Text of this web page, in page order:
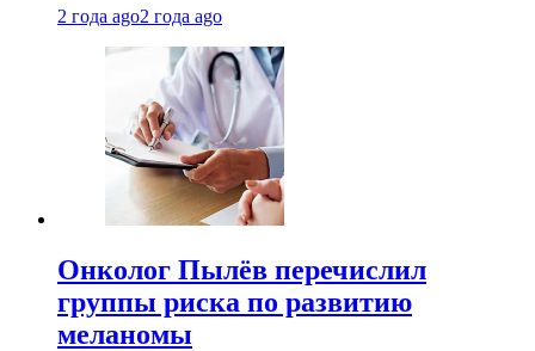
2 года ago2 года ago
Онколог Пылёв перечислил
группы риска по развитию
меланомы